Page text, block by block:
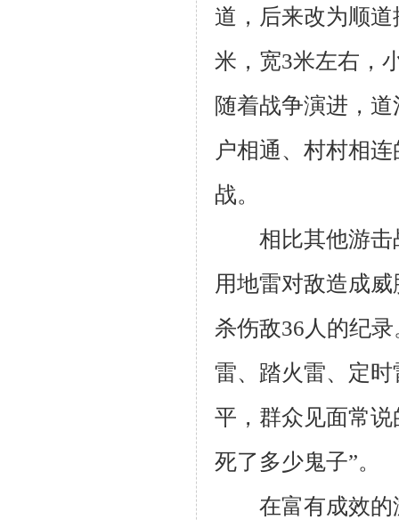
道，后来改为顺
米，宽3米左右，
随着战争演进，
户相通、村村相
战。
相比其他游击
用地雷对敌造成
杀伤敌36人的纪
雷、踏火雷、定
平，群众见面常说
死了多少鬼子”。
在富有成效的游